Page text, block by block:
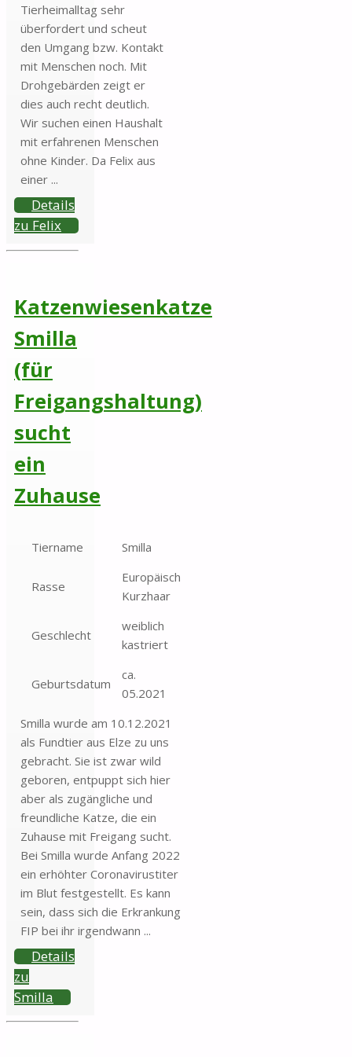
Tierheimalltag sehr
überfordert und scheut
den Umgang bzw. Kontakt
mit Menschen noch. Mit
Drohgebärden zeigt er
dies auch recht deutlich.
Wir suchen einen Haushalt
mit erfahrenen Menschen
ohne Kinder. Da Felix aus
einer ...
Details
zu Felix
Katzenwiesenkatze
Smilla
(für
Freigangshaltung)
sucht
ein
Zuhause
Tiername Smilla
Rasse
Europäisch
Kurzhaar
Geschlecht
weiblich
kastriert
Geburtsdatum
ca.
05.2021
Smilla wurde am 10.12.2021
als Fundtier aus Elze zu uns
gebracht. Sie ist zwar wild
geboren, entpuppt sich hier
aber als zugängliche und
freundliche Katze, die ein
Zuhause mit Freigang sucht.
Bei Smilla wurde Anfang 2022
ein erhöhter Coronavirustiter
im Blut festgestellt. Es kann
sein, dass sich die Erkrankung
FIP bei ihr irgendwann ...
Details
zu
Smilla